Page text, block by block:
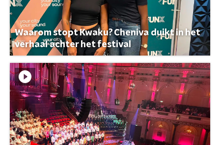
Waarom stopt Kwaku? Cheniva duikt in het
verhaal achter het festival